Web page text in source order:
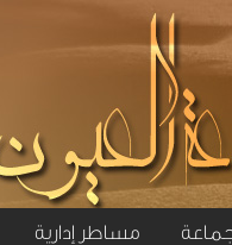
مساطر إدارية